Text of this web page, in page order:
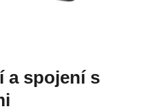
a spojení s